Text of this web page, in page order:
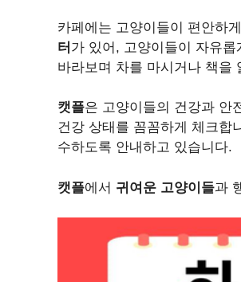
카페에는 고양이들이 편안하
터 가 있어, 고양이들이 자유
바라보며 차를 마시거나 책을
캣플은 고양이들의 건강과 안
건강 상태를 꼼꼼하게 체크합
수하도록 안내하고 있습니다.
캣플에서 귀여운 고양이들과